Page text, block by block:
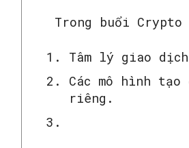
Trong buổi Crypto
Tâm lý giao
Các mô hình
riêng.